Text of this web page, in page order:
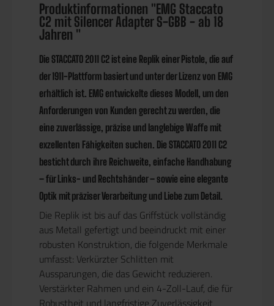
Produktinformationen "EMG Staccato
C2 mit Silencer Adapter S-GBB - ab 18
Jahren "
Die STACCATO 2011 C2 ist eine Replik einer Pistole, die auf
der 1911-Plattform basiert und unter der Lizenz von EMG
erhältlich ist. EMG entwickelte dieses Modell, um den
Anforderungen von Kunden gerecht zu werden, die
eine zuverlässige, präzise und langlebige Waffe mit
exzellenten Fähigkeiten suchen. Die STACCATO 2011 C2
besticht durch ihre Reichweite, einfache Handhabung
– für Links- und Rechtshänder – sowie eine elegante
Optik mit präziser Verarbeitung und Liebe zum Detail.
Die Replik ist bis auf das Griffstück vollständig
aus Metall gefertigt und beeindruckt mit einer
robusten Konstruktion, die folgende Merkmale
umfasst: Verkürzter Schlitten mit
Aussparungen, die das Gewicht reduzieren.
Verstärkter Rahmen und ein 4-Zoll-Lauf, die für
Robustheit und langfristige Zuverlässigkeit